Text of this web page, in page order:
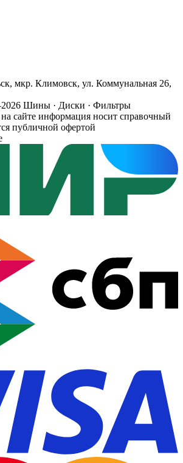
мкр. Климовск, ул. Коммунальная 26,
Шины · Диски · Фильтры
на сайте информация носит справочный
публичной офертой